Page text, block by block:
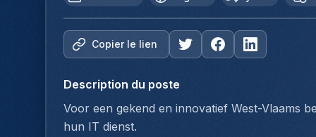
Copier le lien
Description du poste
Voor een gekend en innovatief West-Vlaams
hun IT dienst.